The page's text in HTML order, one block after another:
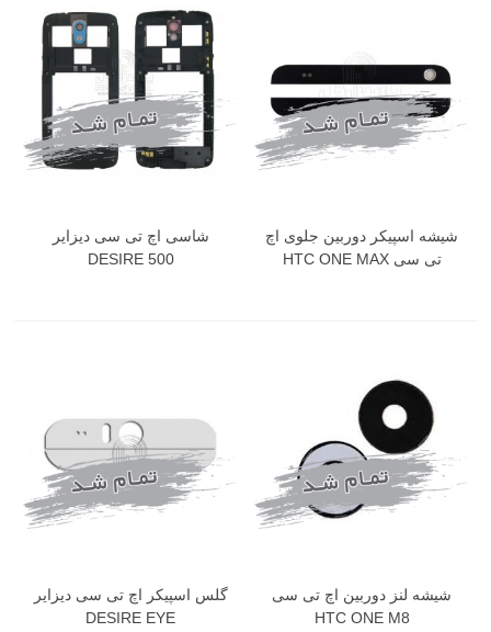
شیشه اسپیکر دوربین جلوی اچ
تی سی HTC ONE MAX
شاسی اچ تی سی دیزایر
DESIRE 500
شیشه لنز دوربین اچ تی سی
HTC ONE M8
گلس اسپیکر اچ تی سی دیزایر
DESIRE EYE